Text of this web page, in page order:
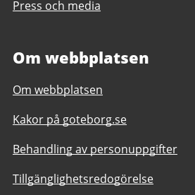
Press och media
Om webbplatsen
Om webbplatsen
Kakor på goteborg.se
Behandling av personuppgifter
Tillgänglighetsredogörelse